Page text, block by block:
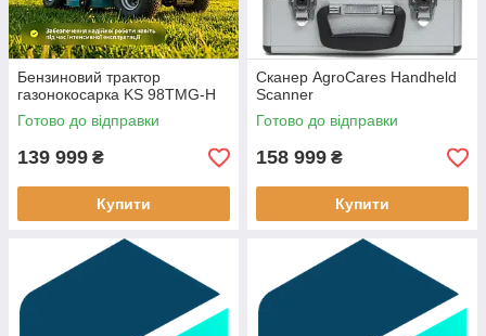
Бензиновий трактор
газонокосарка KS 98TMG-H
Готово до відправки
139 999 ₴
Купити
Сканер AgroCares Handheld
Scanner
Готово до відправки
158 999 ₴
Купити